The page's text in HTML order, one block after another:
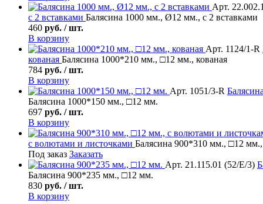
Арт.
с 2 вставками Балясина 1000 мм., Ø12 мм., с 2 вставками
460 руб. / шт.
В корзину
Арт. 1124/1-R
кованая Балясина 1000*210 мм., □12 мм., кованая
784 руб. / шт.
В корзину
Арт. 1051/3-R
Балясина 1000*150 мм., □12 мм.
697 руб. / шт.
В корзину
с волютами и листочками Балясина 900*310 мм., □12
Под заказ Заказать
Арт. 21.115.01 (52/Е/3)
Балясина 900*235 мм., □12 мм.
830 руб. / шт.
В корзину